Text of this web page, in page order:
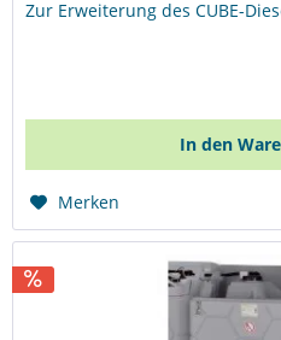
Zur Erweiterung des CUBE-
In den
Merken